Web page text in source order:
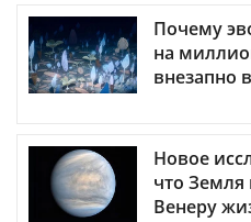
Почему
на
внезапно
Новое
что Земля
Венеру